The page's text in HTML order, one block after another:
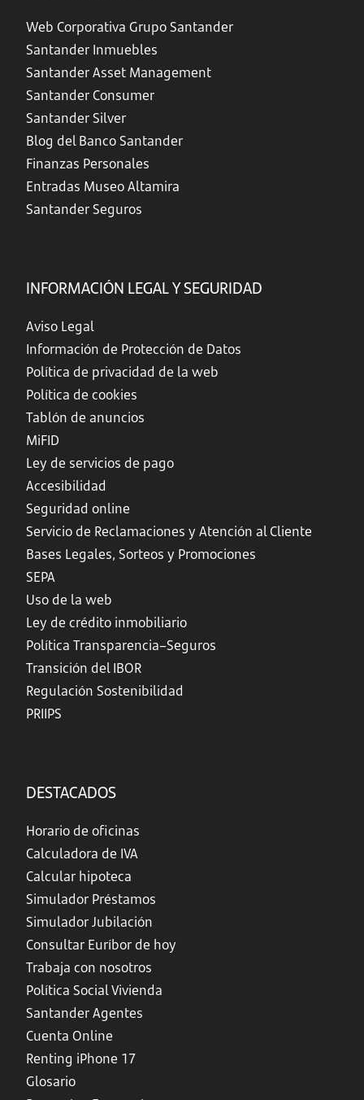
Web Corporativa Grupo Santander
Santander Inmuebles
Santander Asset Management
Santander Consumer
Santander Silver
Blog del Banco Santander
Finanzas Personales
Entradas Museo Altamira
Santander Seguros
INFORMACIÓN LEGAL Y SEGURIDAD
Aviso Legal
Información de Protección de Datos
Política de privacidad de la web
Política de cookies
Tablón de anuncios
MiFID
Ley de servicios de pago
Accesibilidad
Seguridad online
Servicio de Reclamaciones y Atención al Cliente
Bases Legales, Sorteos y Promociones
SEPA
Uso de la web
Ley de crédito inmobiliario
Política Transparencia–Seguros
Transición del IBOR
Regulación Sostenibilidad
PRIIPS
DESTACADOS
Horario de oficinas
Calculadora de IVA
Calcular hipoteca
Simulador Préstamos
Simulador Jubilación
Consultar Euríbor de hoy
Trabaja con nosotros
Política Social Vivienda
Santander Agentes
Cuenta Online
Renting iPhone 17
Glosario